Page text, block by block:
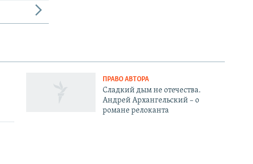
ПРАВО АВТОРА
Сладкий дым не отечества.
Андрей Архангельский – о
романе релоканта